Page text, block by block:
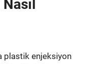
plastik enjeksiyon